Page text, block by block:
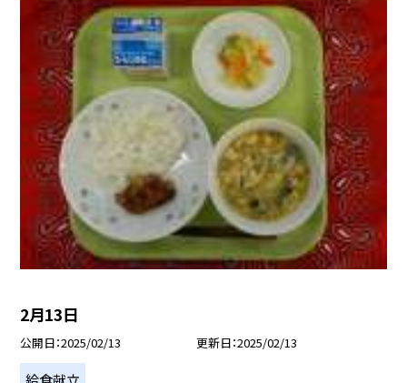
2月13日
公開日 2025/02/13 更新日 2025/02/13
給食献立